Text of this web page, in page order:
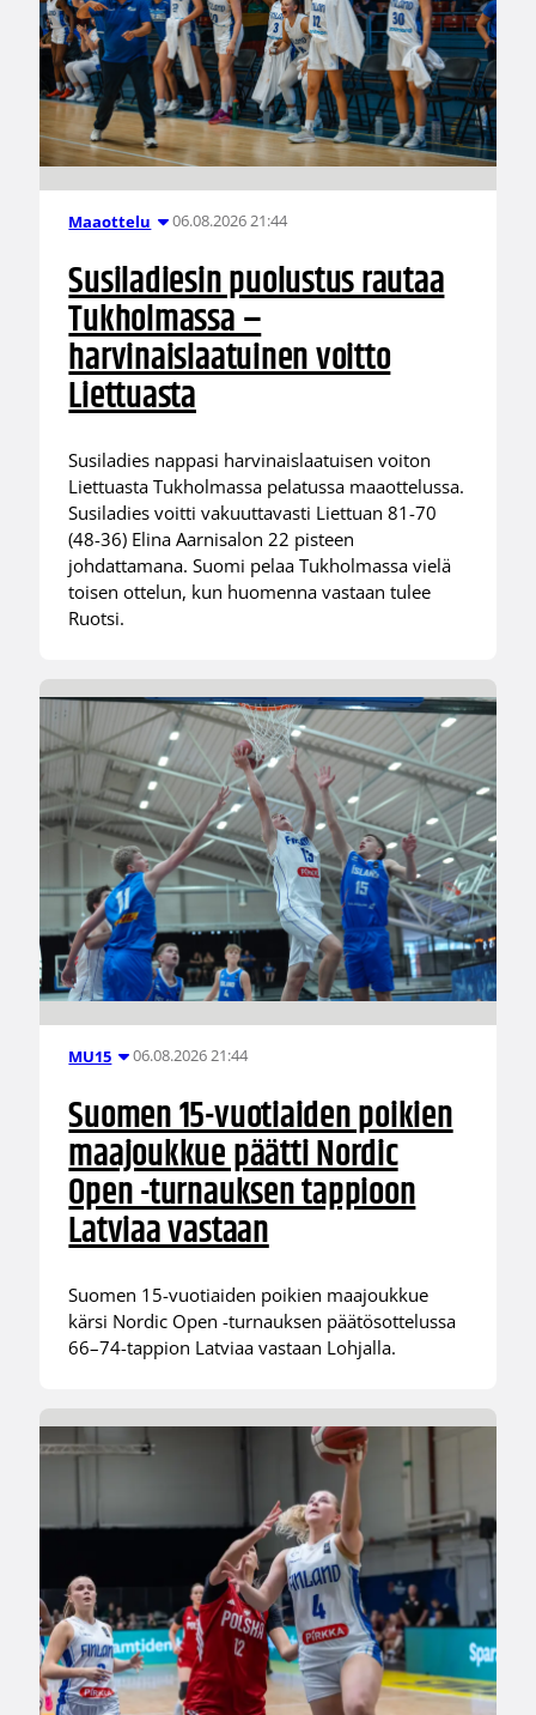
Maaottelu 06.08.2026 21:44
Susiladiesin puolustus rautaa
Tukholmassa –
harvinaislaatuinen voitto
Liettuasta
Susiladies nappasi harvinaislaatuisen voiton
Liettuasta Tukholmassa pelatussa maaottelussa.
Susiladies voitti vakuuttavasti Liettuan 81-70
(48-36) Elina Aarnisalon 22 pisteen
johdattamana. Suomi pelaa Tukholmassa vielä
toisen ottelun, kun huomenna vastaan tulee
Ruotsi.
MU15 06.08.2026 21:44
Suomen 15-vuotiaiden poikien
maajoukkue päätti Nordic
Open -turnauksen tappioon
Latviaa vastaan
Suomen 15-vuotiaiden poikien maajoukkue
kärsi Nordic Open -turnauksen päätösottelussa
66–74-tappion Latviaa vastaan Lohjalla.